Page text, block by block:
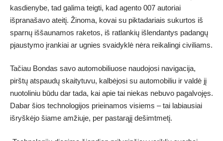
kasdienybe, tad galima teigti, kad agento 007 autoriai
išpranašavo ateitį. Žinoma, kovai su piktadariais sukurtos iš
sparnų iššaunamos raketos, iš ratlankių išlendantys padangų
pjaustymo įrankiai ar ugnies svaidyklė nėra reikalingi civiliams.
Tačiau Bondas savo automobiliuose naudojosi navigacija,
pirštų atspaudų skaitytuvu, kalbėjosi su automobiliu ir valdė jį
nuotoliniu būdu dar tada, kai apie tai niekas nebuvo pagalvojęs.
Dabar šios technologijos prieinamos visiems – tai labiausiai
išryškėjo šiame amžiuje, per pastarąjį dešimtmetį.